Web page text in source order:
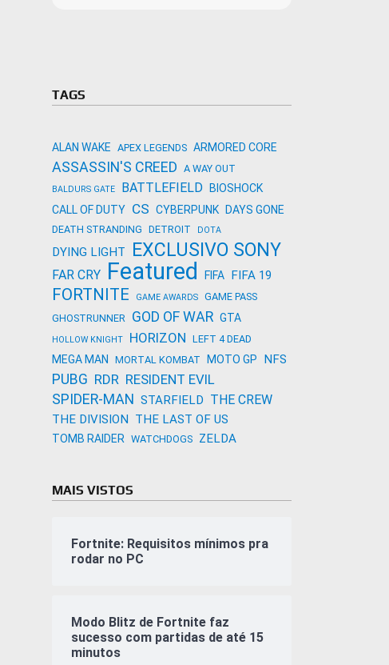
TAGS
ALAN WAKE APEX LEGENDS ARMORED CORE
ASSASSIN'S CREED A WAY OUT
BALDURS GATE BATTLEFIELD
BIOSHOCK
CALL OF DUTY CS CYBERPUNK DAYS GONE
DEATH STRANDING DETROIT DOTA
DYING LIGHT EXCLUSIVO SONY
FAR CRY Featured FIFA FIFA 19
FORTNITE GAME AWARDS
GAME PASS
GHOSTRUNNER GOD OF WAR GTA
HOLLOW KNIGHT HORIZON LEFT 4 DEAD
MEGA MAN MORTAL KOMBAT MOTO GP NFS
PUBG RDR RESIDENT EVIL
SPIDER-MAN STARFIELD THE CREW
THE DIVISION THE LAST OF US
TOMB RAIDER WATCHDOGS ZELDA
MAIS VISTOS
Fortnite: Requisitos mínimos pra
rodar no PC
Modo Blitz de Fortnite faz
sucesso com partidas de até 15
minutos